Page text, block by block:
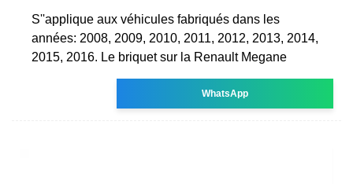
S''applique aux véhicules fabriqués dans les
années: 2008, 2009, 2010, 2011, 2012, 2013, 2014,
2015, 2016. Le briquet sur la Renault Megane
WhatsApp